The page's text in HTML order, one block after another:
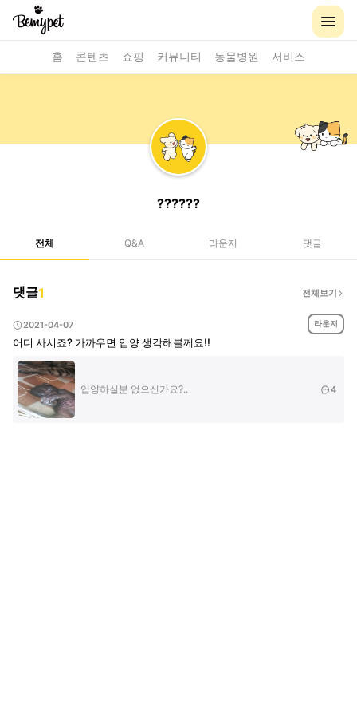
홈 콘텐츠 쇼핑 커뮤니티 동물병원 서비스
??????
전체 Q&A 라운지 댓글
댓글1 전체보기
2021-04-07 라운지
어디 사시죠? 가까우면 입양 생각해볼께요!!
입양하실분 없으신가요?.. 4